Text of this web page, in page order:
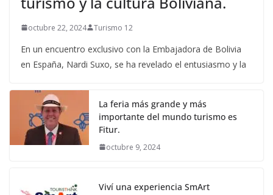
octubre 22, 2024 Turismo 12
En un encuentro exclusivo con la Embajadora de Bolivia
en España, Nardi Suxo, se ha revelado el entusiasmo y la
La feria más grande y más
importante del mundo turismo es
Fitur.
octubre 9, 2024
Viví una experiencia SmArt